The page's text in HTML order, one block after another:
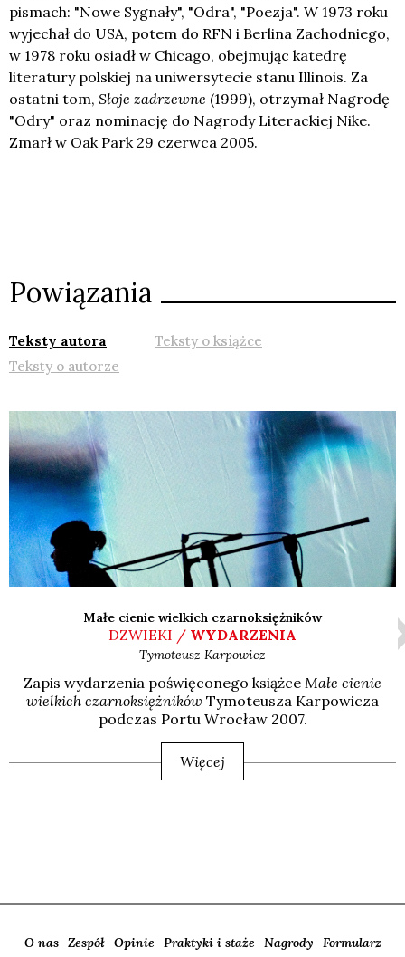
pismach: "Nowe Sygnały", "Odra", "Poezja". W 1973 roku
wyjechał do USA, potem do RFN i Berlina Zachodniego,
w 1978 roku osiadł w Chicago, obejmując katedrę
literatury polskiej na uniwersytecie stanu Illinois. Za
ostatni tom, Słoje zadrzewne (1999), otrzymał Nagrodę
"Odry" oraz nominację do Nagrody Literackiej Nike.
Zmarł w Oak Park 29 czerwca 2005.
Powiązania
Teksty autora
Teksty o książce
Teksty o autorze
Małe cienie wielkich czarnoksiężników
DZWIEKI / WYDARZENIA
Tymoteusz Karpowicz
Zapis wyda­rze­nia poświę­co­ne­go książ­ce Małe cie­nie
wiel­kich czar­no­księż­ni­ków Tymo­te­usza Kar­po­wi­cza
pod­czas Por­tu Wro­cław 2007.
Więcej
O nas Zespół Opinie Praktyki i staże Nagrody Formularz